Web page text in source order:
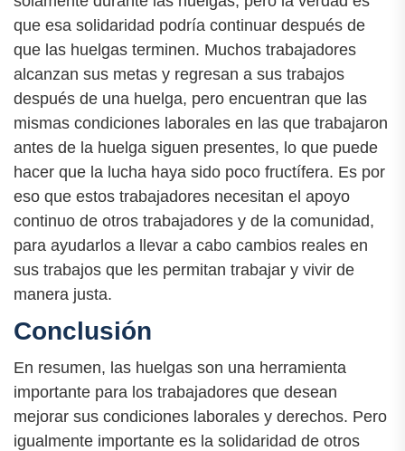
que esa solidaridad podría continuar después de
que las huelgas terminen. Muchos trabajadores
alcanzan sus metas y regresan a sus trabajos
después de una huelga, pero encuentran que las
mismas condiciones laborales en las que trabajaron
antes de la huelga siguen presentes, lo que puede
hacer que la lucha haya sido poco fructífera. Es por
eso que estos trabajadores necesitan el apoyo
continuo de otros trabajadores y de la comunidad,
para ayudarlos a llevar a cabo cambios reales en
sus trabajos que les permitan trabajar y vivir de
manera justa.
Conclusión
En resumen, las huelgas son una herramienta
importante para los trabajadores que desean
mejorar sus condiciones laborales y derechos. Pero
igualmente importante es la solidaridad de otros